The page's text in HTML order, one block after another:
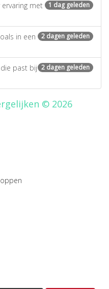
1 dag geleden
met
2 dagen geleden
in een
2 dagen geleden
past bij
© 2026